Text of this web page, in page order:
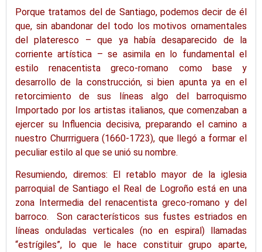
Porque tratamos del de Santiago, podemos decir de él
que, sin abandonar del todo los motivos ornamentales
del plateresco – que ya había desaparecido de la
corriente artística – se asimila en lo fundamental el
estilo renacentista greco-romano como base y
desarrollo de la construcción, si bien apunta ya en el
retorcimiento de sus líneas algo del barroquismo
Importado por los artistas italianos, que comenzaban a
ejercer su Influencia decisiva, preparando el camino a
nuestro Churrriguera(1660-1723), que llegó a formar el
peculiar estilo al que se unió su nombre.
Resumiendo, diremos: El retablo mayor de la iglesia
parroquial de Santiago el Real de Logroño está en una
zona Intermedia del renacentista greco-romano y del
barroco. Son característicos sus fustes estriados en
líneas onduladas verticales (no en espiral) llamadas
“estrígiles”, lo que le hace constituir grupo aparte,